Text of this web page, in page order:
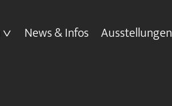
News & Infos Ausstellungen